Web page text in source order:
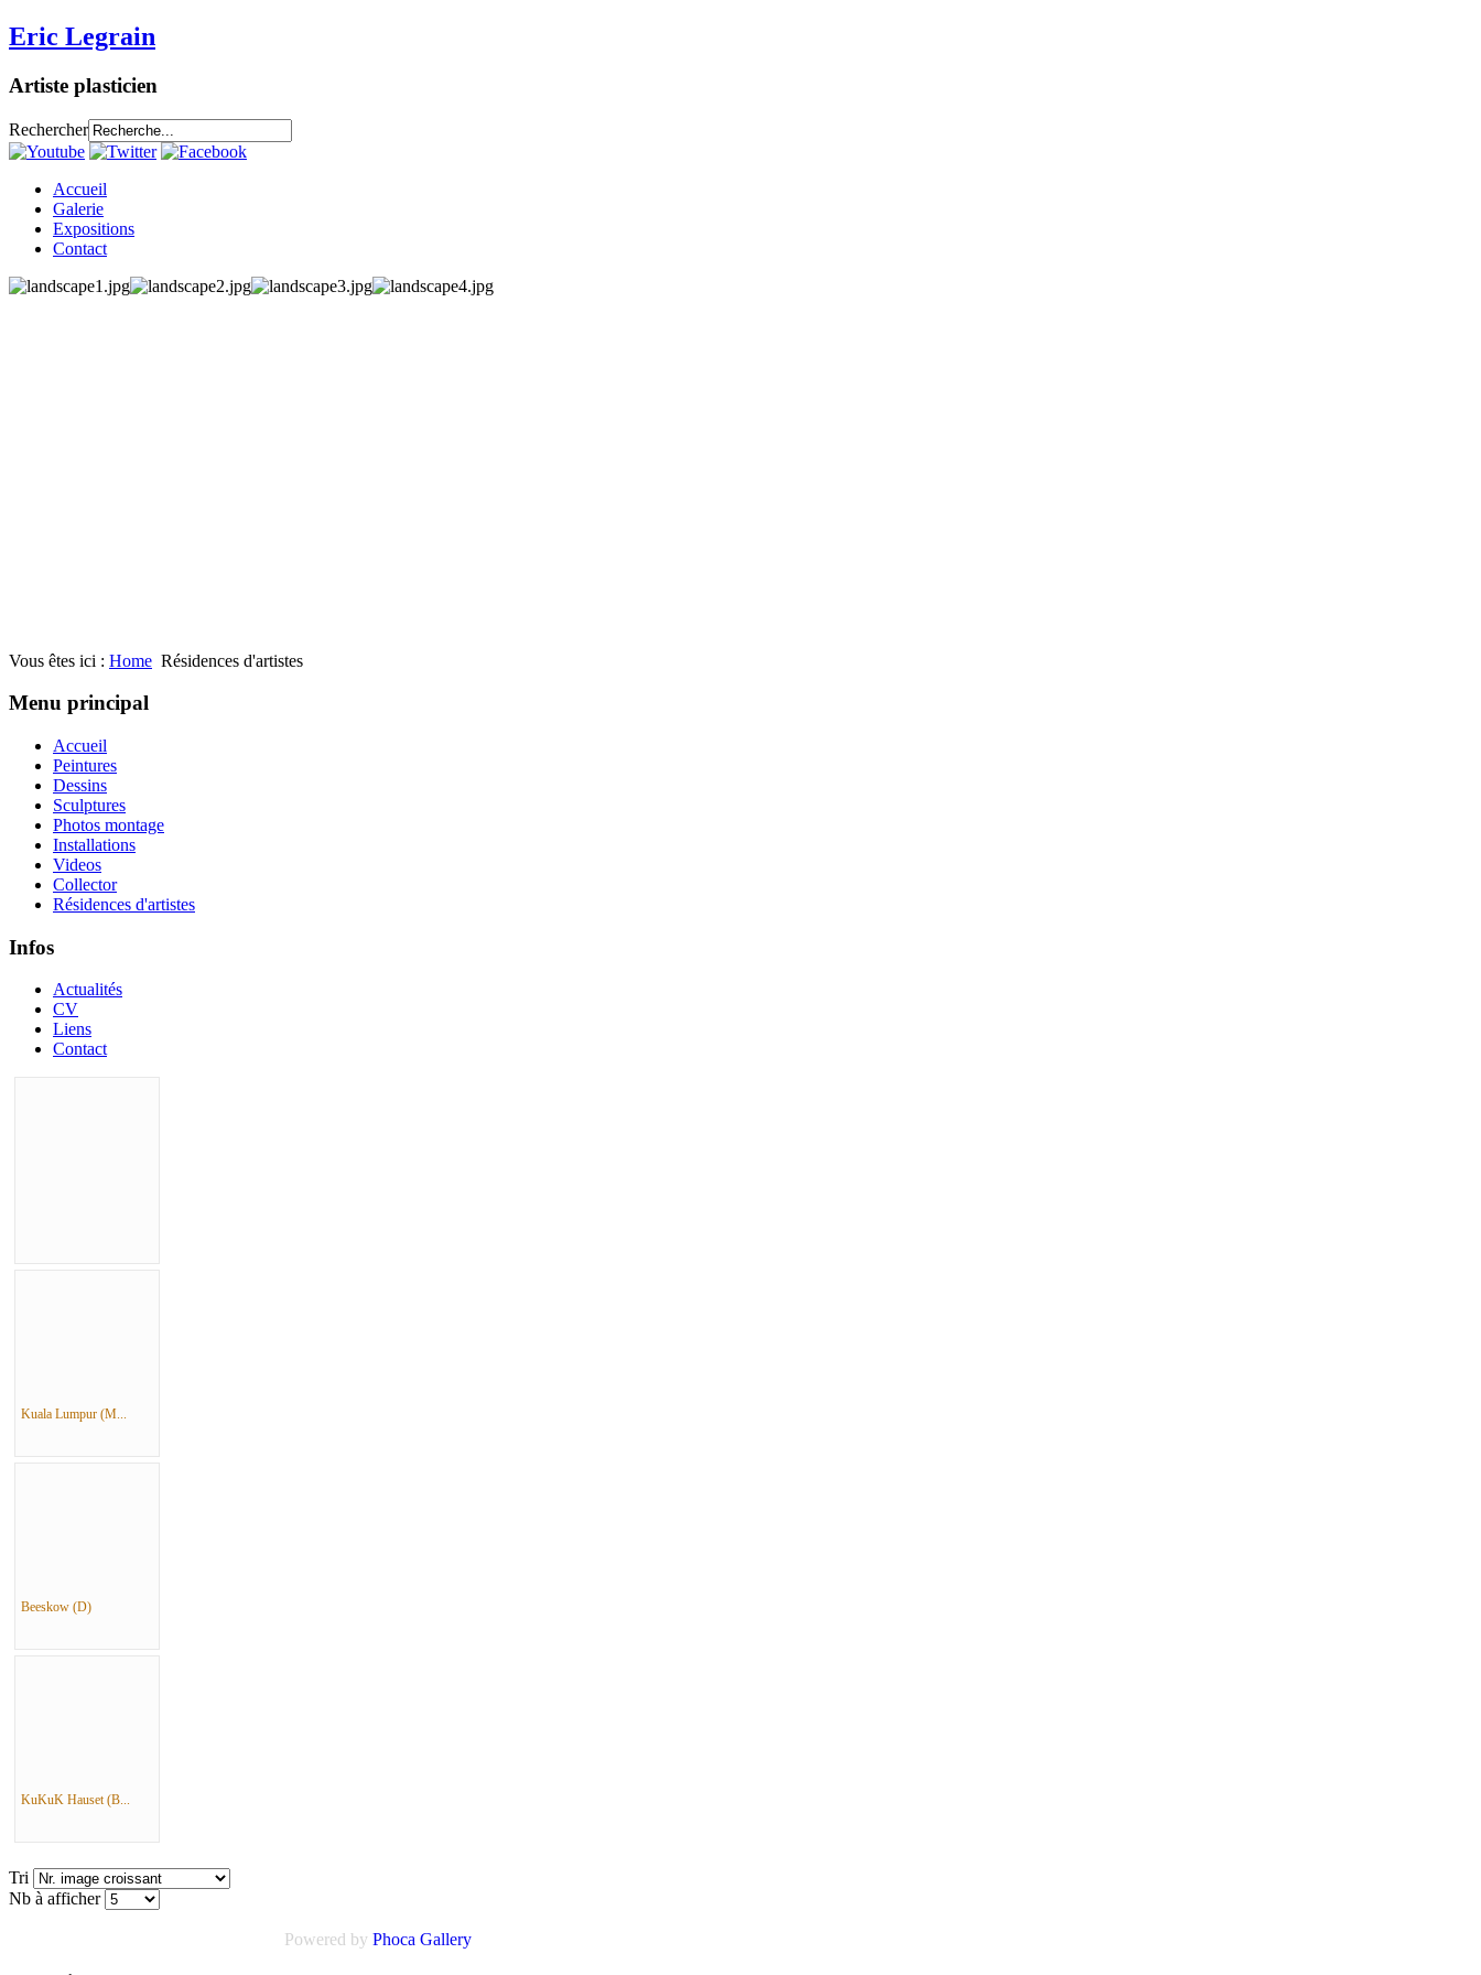
Eric Legrain
Artiste plasticien
Rechercher
Accueil
Galerie
Expositions
Contact
Vous êtes ici : Home Résidences d'artistes
Menu principal
Accueil
Peintures
Dessins
Sculptures
Photos montage
Installations
Videos
Collector
Résidences d'artistes
Infos
Actualités
CV
Liens
Contact
Kuala Lumpur (M...
Beeskow (D)
KuKuK Hauset (B...
Tri
Nb à afficher
Powered by Phoca Gallery